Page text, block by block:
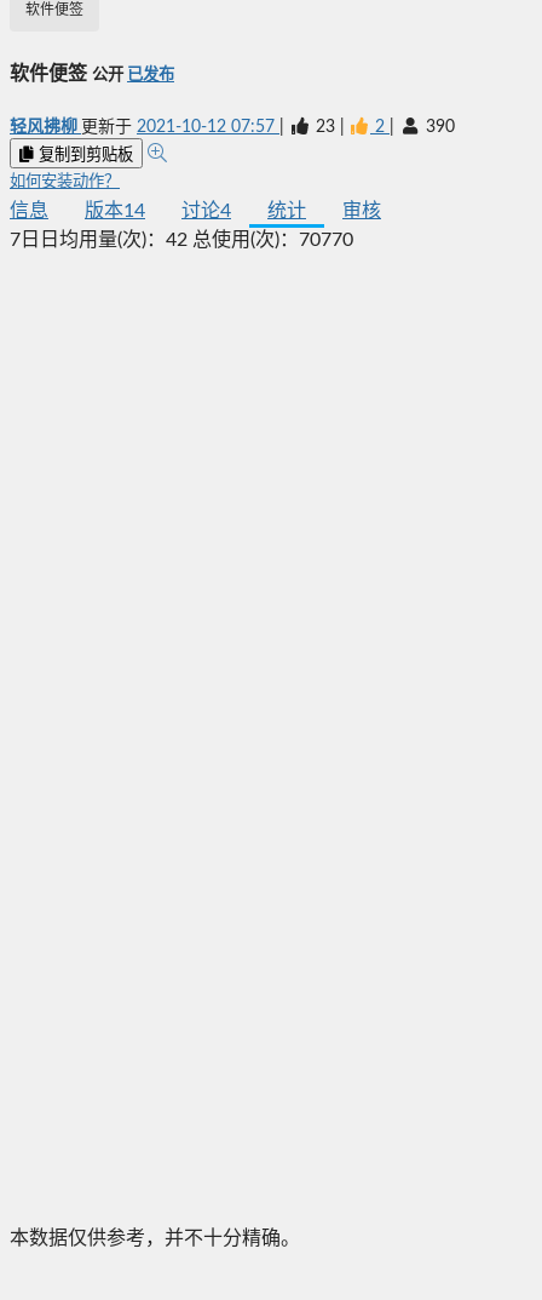
软件便签
软件便签 公开 已发布
轻风拂柳 更新于 2021-10-12 07:57 23 2 390
复制到剪贴板
如何安装动作？
信息 版本14 讨论4 统计
审核
7日日均用量(次)： 42 总使用(次)： 70770
本数据仅供参考，并不十分精确。